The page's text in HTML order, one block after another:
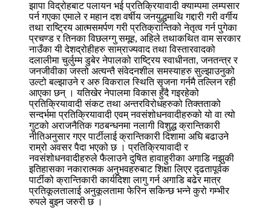
झापा विद्रोहबाट पलायन भई प्रतिक्रियावादी क्याम्पमा लम्पसार
पर्न गएका एमाले र महान दश वर्षीय जनयुद्धमाथि गद्दारी गरी वर्गीय
तथा राष्ट्रिय आत्मसमर्पण गरी प्रतिक्रान्तिको नेतृत्व गर्न पुगेका
प्रचण्ड र तिनका विछलग्गु समूह, अहिले तथाकथित वाम सरकार
नाउँका यी देशद्रोहीहरु साम्राज्यवाद तथा विस्तारवादको
दलालीमा चुर्लुम्म डुबेर नेपालको राष्ट्रिय स्वाधीनता, जनतन्त्र र
जनजीवीका जस्तो अत्यन्तै संवेदनशील समस्याहरु सुल्झाउनुको
उल्टो बल्झाउने र अरु विकराल स्थिति सृजना गर्नमै तल्लिन रही
आएका छन् । यतिखेर नेपालमा विकास हुँदै गइरहेको
प्रतिक्रियावादी संकट तथा अन्तरविरोधहरुको तिक्तताको
सन्दर्भमा प्रतिक्रियावादी एवम् नवसंशोधनवादीहरुको यो वा त्यो
गुटको अराजनैतिक गठबन्धनमा नलागी विशुद्ध क्रान्तिकारी
नीतिअनुसार गएर पार्टीलाई क्रान्तिकारी दिशामा अघि बढाउने
राम्रो अवसर पैदा भएको छ । प्रतिक्रियावादी र
नवसंशोधनवादीहरुले फैलाउने दुषित हावाहुरीका अगाडि नझुकी
इतिहासका नकारात्मक अनुभवहरुबाट शिक्षा लिएर दृढतापूर्वक
पार्टीको क्रान्तिकारी कार्यदिशा लागु गर्न अगाडि बढेर मात्र
प्रतिकूलतालाई अनुकूलतामा फेरिन सकिन्छ भन्ने कुरो गम्भीर
रुपले बुझ्न जरुरी छ ।